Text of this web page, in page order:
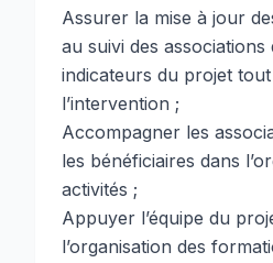
Assurer la mise à jour
au suivi des associations
indicateurs du projet
l’intervention ;
Accompagner les
les bénéficiaires dans
activités ;
Appuyer l’équipe du
l’organisation des